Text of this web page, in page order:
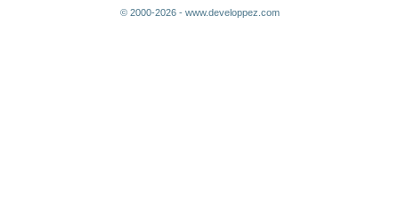
© 2000-2026 - www.developpez.com